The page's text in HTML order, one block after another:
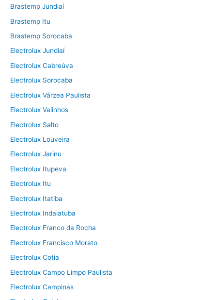
Brastemp Jundiaí
Brastemp Itu
Brastemp Sorocaba
Electrolux Jundiaí
Electrolux Cabreúva
Electrolux Sorocaba
Electrolux Várzea Paulista
Electrolux Valinhos
Electrolux Salto
Electrolux Louveira
Electrolux Jarinu
Electrolux Itupeva
Electrolux Itu
Electrolux Itatiba
Electrolux Indaiatuba
Electrolux Franco da Rocha
Electrolux Francisco Morato
Electrolux Cotia
Electrolux Campo Limpo Paulista
Electrolux Campinas